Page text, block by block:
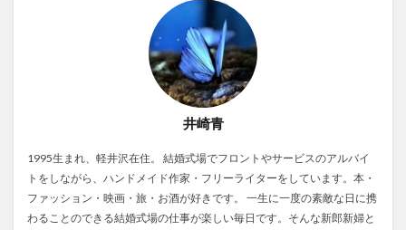
井崎青
1995生まれ、軽井沢在住。 結婚式場でフロントやサービスのアルバイ
トをしながら、ハンドメイド作家・フリーライターをしています。本・
ファッション・映画・旅・お酒が好きです。 一生に一度の素敵な日に携
わることのできる結婚式場の仕事が楽しい毎日です。そんな新郎新婦と